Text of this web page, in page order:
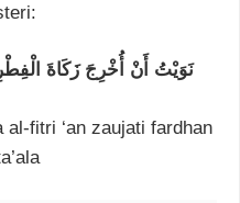
ﻧَﻮَﻳْﺖُ ﺃَﻥْ ﺃُﺧْﺮِﺝَ ﺯَﻛَﺎﺓَ
fitri ‘an zaujati fardhan